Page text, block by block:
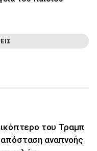
του Τραμπ
αναπνοής